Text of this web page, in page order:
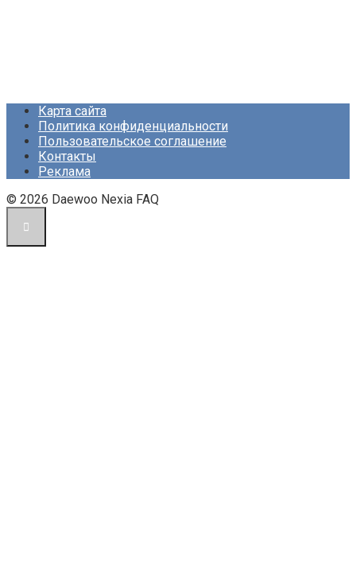
Карта сайта
Политика конфиденциальности
Пользовательское соглашение
Контакты
Реклама
© 2026 Daewoo Nexia FAQ